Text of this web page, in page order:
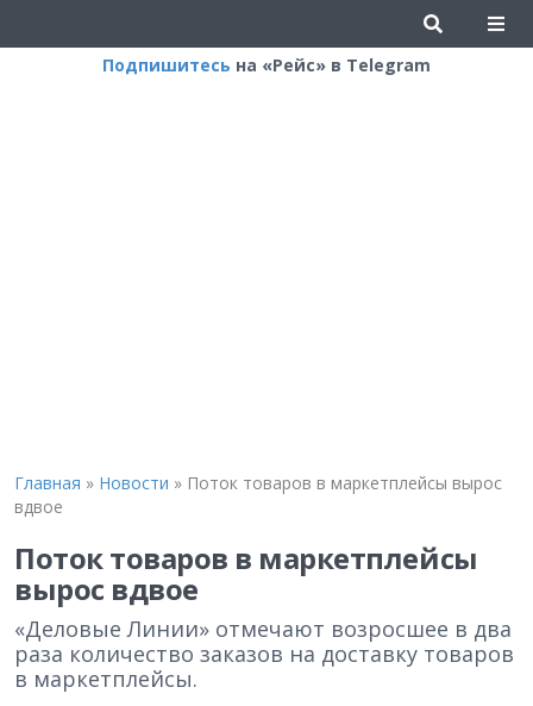
Подпишитесь на «Рейс» в Telegram
Главная » Новости » Поток товаров в маркетплейсы вырос
вдвое
Поток товаров в маркетплейсы
вырос вдвое
«Деловые Линии» отмечают возросшее в два
раза количество заказов на доставку товаров
в маркетплейсы.